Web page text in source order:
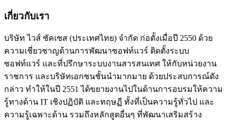
เกี่ยวกับเรา
บริษัท ไวส์ ซัคเซส (ประเทศไทย) จำกัด ก่อตั้งเมื่อปี 2550 ด้วย
ความเชี่ยวชาญด้านการพัฒนาซอฟท์แวร์ ติดตั้งระบบ
ซอฟท์แวร์ และที่ปรึกษาระบบงานสารสนเทศ ให้กับหน่วยงาน
ราชการ และบริษัทเอกชนชั้นนำมากมาย ด้วยประสบการณ์ดัง
กล่าว ทำให้ในปี 2551 ได้ขยายงานไปในด้านการอบรมให้ความ
รู้ทางด้าน IT เชิงปฏิบัติ และทฤษฏี ทั้งที่เป็นความรู้ทั่วไป และ
ความรู้เฉพาะด้าน รวมถึงหลักสูตอื่นๆ ที่พัฒนาเสริมสร้าง